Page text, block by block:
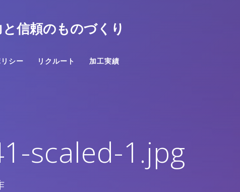
信頼のものづくり
シー リクルート 加工実績
scaled-1.jpg